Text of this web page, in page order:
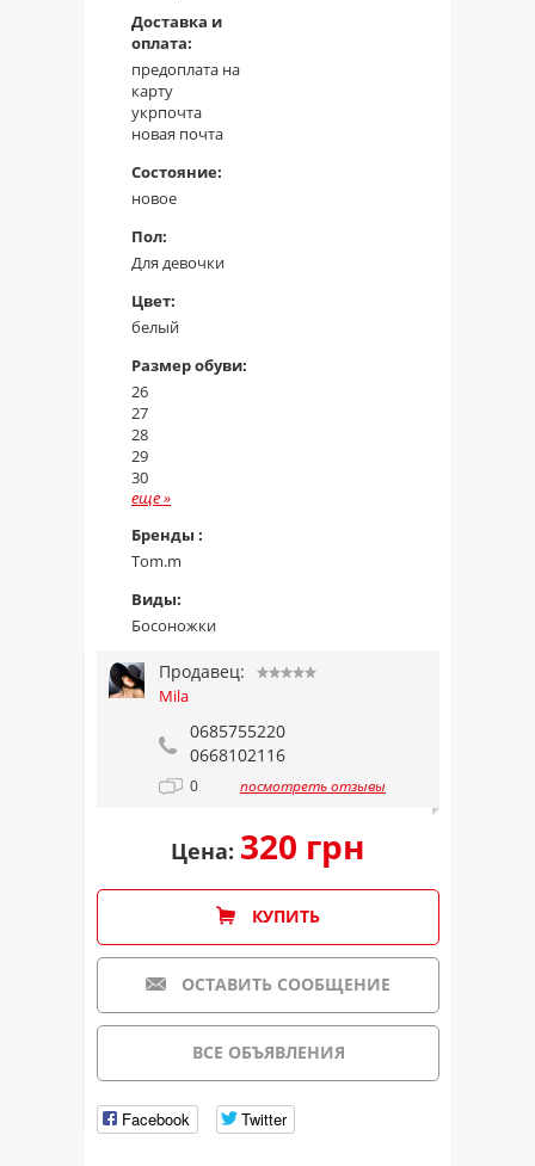
Доставка и
оплата:
предоплата на
карту
укрпочта
новая почта
Состояние:
новое
Пол:
Для девочки
Цвет:
белый
Размер обуви:
26
27
28
29
30
еще»
Бренды :
Tom.m
Виды:
Босоножки
Продавец:
Mila
0685755220
0668102116
0 посмотреть отзывы
Цена: 320 грн
КУПИТЬ
ОСТАВИТЬ СООБЩЕНИЕ
ВСЕ ОБЪЯВЛЕНИЯ
Facebook Twitter